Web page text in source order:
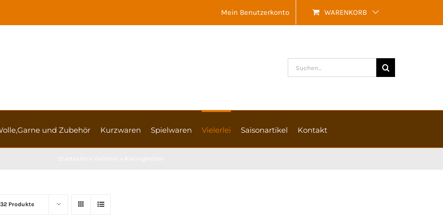
Mein Benutzerkonto WARENKORB
Suche
nach:
und Zubehör Kurzwaren Spielwaren Vielerlei Saisonartikel Kontakt
32 Produkte